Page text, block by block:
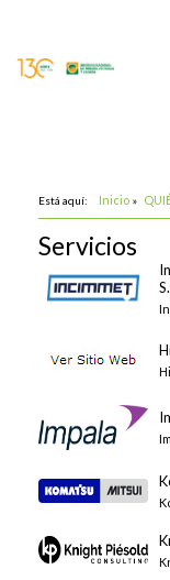
Está aquí: Inicio »
Servicios